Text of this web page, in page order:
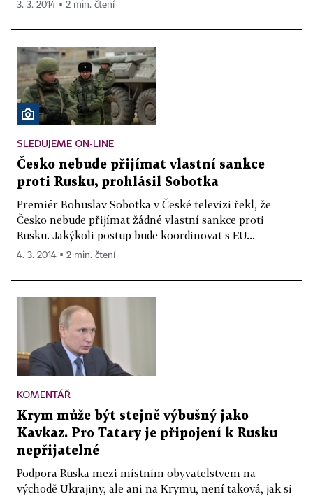
3. 3. 2014 ▪ 2 min. čtení
SLEDUJEME ON-LINE
Česko nebude přijímat vlastní sankce
proti Rusku, prohlásil Sobotka
Premiér Bohuslav Sobotka v České televizi řekl, že
Česko nebude přijímat žádné vlastní sankce proti
Rusku. Jakýkoli postup bude koordinovat s EU...
4. 3. 2014 ▪ 2 min. čtení
KOMENTÁŘ
Krym může být stejně výbušný jako
Kavkaz. Pro Tatary je připojení k Rusku
nepřijatelné
Podpora Ruska mezi místním obyvatelstvem na
východě Ukrajiny, ale ani na Krymu, není taková, jak si